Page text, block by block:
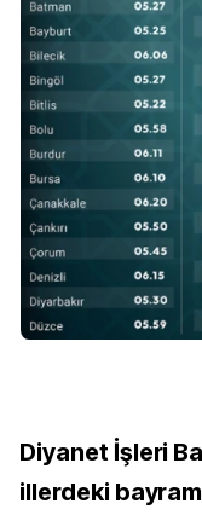
Diyanet İşleri
illerdeki